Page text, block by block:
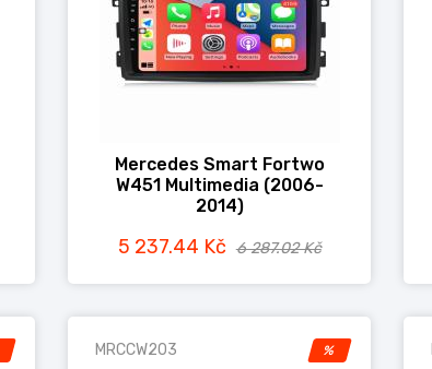
Mercedes Smart Fortwo
W451 Multimedia (2006-
2014)
5 237.44 Kč 6 287.02 Kč
%
MRCCW203